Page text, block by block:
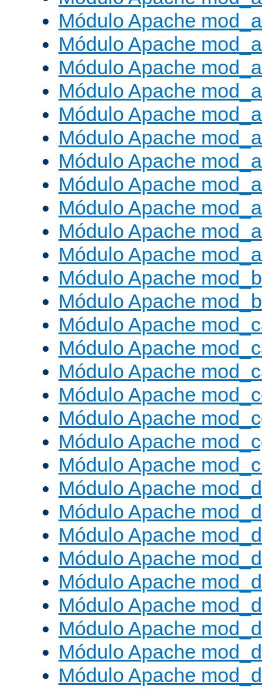
Módulo Apache
Módulo Apache
Módulo Apache
Módulo Apache
Módulo Apache
Módulo Apache
Módulo Apache
Módulo Apache
Módulo Apache
Módulo Apache
Módulo Apache
Módulo Apache
Módulo Apache
Módulo Apache
Módulo Apache
Módulo Apache
Módulo Apache
Módulo Apache
Módulo Apache
Módulo Apache
Módulo Apache
Módulo Apache
Módulo Apache
Módulo Apache
Módulo Apache
Módulo Apache
Módulo Apache
Módulo Apache
Módulo Apache